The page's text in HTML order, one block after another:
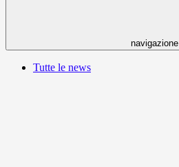
navigazione
Tutte le news